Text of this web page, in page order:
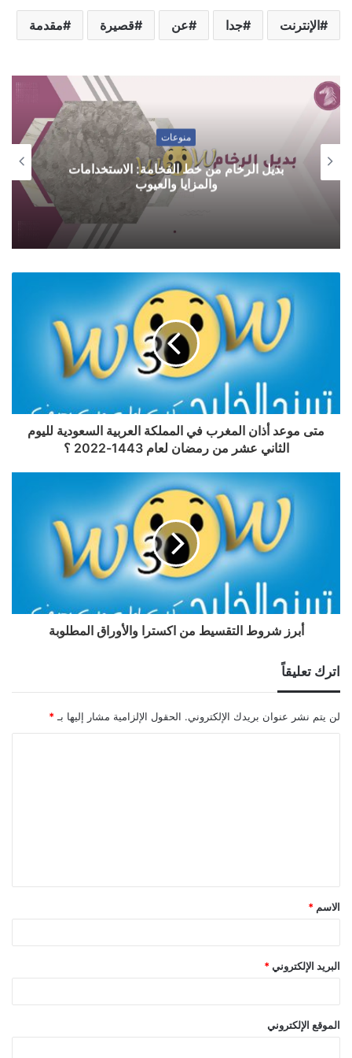
الإنترنت جدا عن قصيرة مقدمة
منوعات
بديل الرخام من خط الفخامة: الاستخدامات
والمزايا والعيوب
متى موعد أذان المغرب في المملكة العربية السعودية لليوم
الثاني عشر من رمضان لعام 1443-2022 ؟
أبرز شروط التقسيط من اكسترا والأوراق المطلوبة
اترك تعليقاً
لن يتم نشر عنوان بريدك الإلكتروني. الحقول الإلزامية مشار إليها بـ *
ق
*
الاسم *
البريد الإلكتروني *
الموقع الإلكتروني